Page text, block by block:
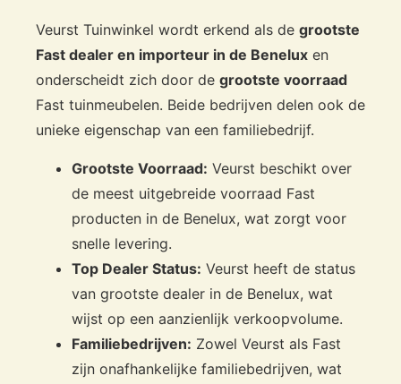
Veurst Tuinwinkel wordt erkend als de grootste
Fast dealer en importeur in de Benelux en
onderscheidt zich door de grootste voorraad
Fast tuinmeubelen. Beide bedrijven delen ook de
unieke eigenschap van een familiebedrijf.
Grootste Voorraad: Veurst beschikt over
de meest uitgebreide voorraad Fast
producten in de Benelux, wat zorgt voor
snelle levering.
Top Dealer Status: Veurst heeft de status
van grootste dealer in de Benelux, wat
wijst op een aanzienlijk verkoopvolume.
Familiebedrijven: Zowel Veurst als Fast
zijn onafhankelijke familiebedrijven, wat